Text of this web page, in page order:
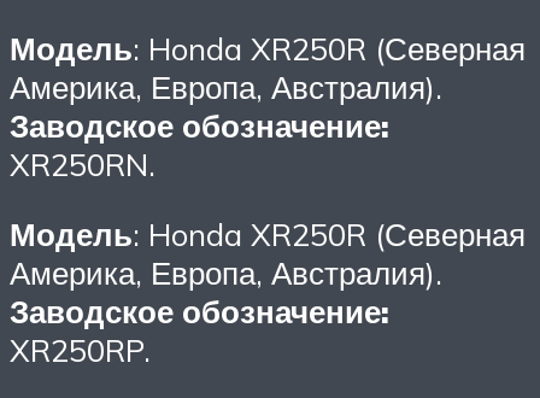
Модель: Honda XR250R (Северная
Америка, Европа, Австралия).
Заводское обозначение:
XR250RN.
Модель: Honda XR250R (Северная
Америка, Европа, Австралия).
Заводское обозначение:
XR250RP.